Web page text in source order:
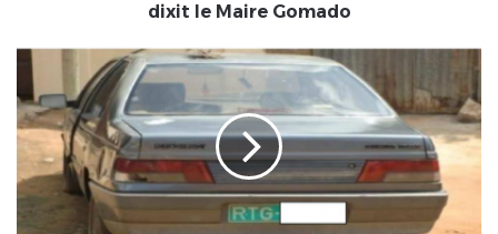
respect
strict
des
mesures
barrières
la
mobilisation
dixit le Maire Gomado
TOGO/TRANSPORT
DE
LA
NÉCESSITÉ
DE
CONTRÔLER